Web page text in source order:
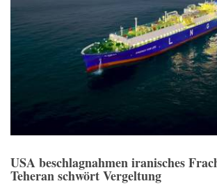
USA beschlagnahmen iranisches
Teheran schwört Vergeltung